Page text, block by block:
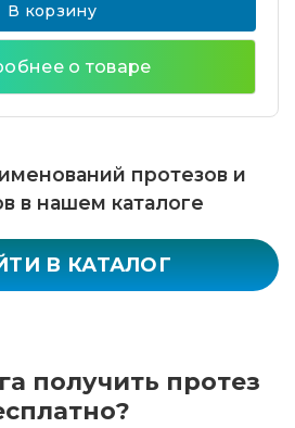
В корзину
о товаре
протезов и
в нашем каталоге
В КАТАЛОГ
получить протез